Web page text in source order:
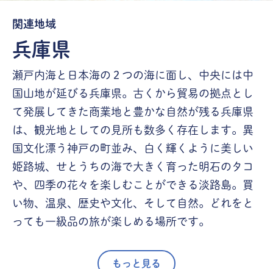
関連地域
兵庫県
瀬戸内海と日本海の２つの海に面し、中央には中
国山地が延びる兵庫県。古くから貿易の拠点とし
て発展してきた商業地と豊かな自然が残る兵庫県
は、観光地としての見所も数多く存在します。異
国文化漂う神戸の町並み、白く輝くように美しい
姫路城、せとうちの海で大きく育った明石のタコ
や、四季の花々を楽しむことができる淡路島。買
い物、温泉、歴史や文化、そして自然。どれをと
っても一級品の旅が楽しめる場所です。
もっと見る